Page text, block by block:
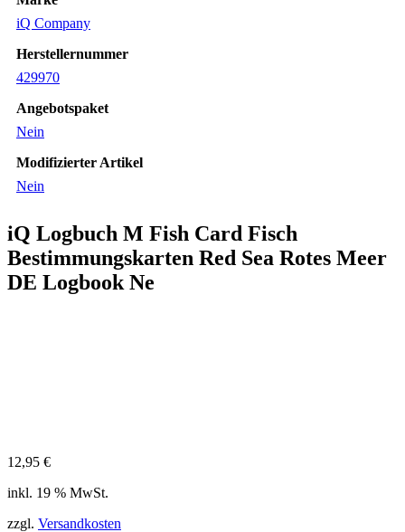
iQ Company
Herstellernummer
429970
Angebotspaket
Nein
Modifizierter Artikel
Nein
iQ Logbuch M Fish Card Fisch
Bestimmungskarten Red Sea Rotes Meer
DE Logbook Ne
12,95 €
inkl. 19 % MwSt.
zzgl. Versandkosten